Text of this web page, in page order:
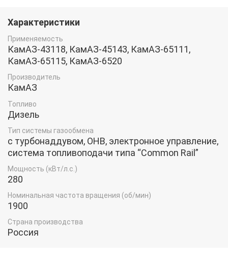
Характеристики
Применяемость
КамАЗ-43118, КамАЗ-45143, КамАЗ-65111,
КамАЗ-65115, КамАЗ-6520
Производитель
КамАЗ
Топливо
Дизель
Тип системы газообмена
с турбонаддувом, ОНВ, электронное управление,
система топливоподачи типа “Common Rail”
Мощность (кВт/л.с.)
280
Номинальная частота вращения (об/мин)
1900
Страна производства
Россия